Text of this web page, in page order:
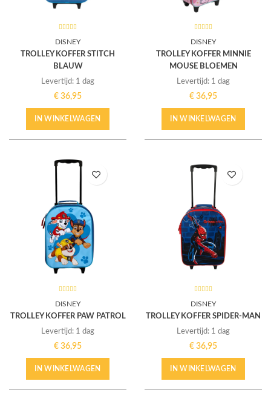
DISNEY
TROLLEY KOFFER STITCH
BLAUW
Levertijd: 1 dag
€ 36,95
IN WINKELWAGEN
DISNEY
TROLLEY KOFFER MINNIE
MOUSE BLOEMEN
Levertijd: 1 dag
€ 36,95
IN WINKELWAGEN
DISNEY
TROLLEY KOFFER PAW PATROL
Levertijd: 1 dag
€ 36,95
IN WINKELWAGEN
DISNEY
TROLLEY KOFFER SPIDER-MAN
Levertijd: 1 dag
€ 36,95
IN WINKELWAGEN